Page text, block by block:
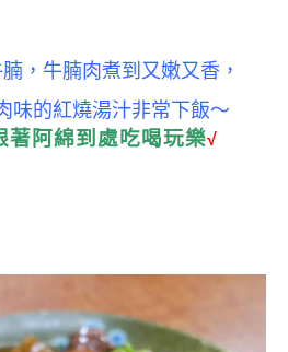
，牛腩肉煮到又嫩又香，
味的紅燒湯汁非常下飯～
著阿綿到處吃喝玩樂√